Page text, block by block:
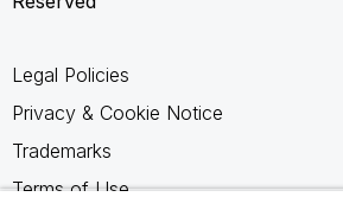
Legal Policies
Privacy & Cookie Notice
Trademarks
Terms of Use